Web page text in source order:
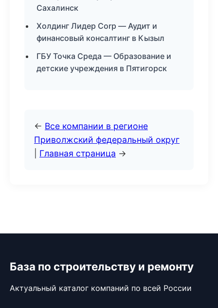
Сахалинск
Холдинг Лидер Corp — Аудит и
финансовый консалтинг в Кызыл
ГБУ Точка Среда — Образование и
детские учреждения в Пятигорск
← Все компании в регионе
Приволжский федеральный округ
Главная страница →
База по строительству и ремонту
Актуальный каталог компаний по всей России